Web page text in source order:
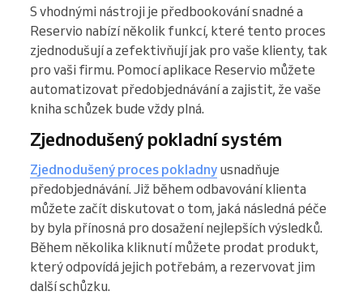
S vhodnými nástroji je předbookování snadné a
Reservio nabízí několik funkcí, které tento proces
zjednodušují a zefektivňují jak pro vaše klienty, tak
pro vaši firmu. Pomocí aplikace Reservio můžete
automatizovat předobjednávání a zajistit, že vaše
kniha schůzek bude vždy plná.
Zjednodušený pokladní systém
Zjednodušený proces pokladny usnadňuje
předobjednávání. Již během odbavování klienta
můžete začít diskutovat o tom, jaká následná péče
by byla přínosná pro dosažení nejlepších výsledků.
Během několika kliknutí můžete prodat produkt,
který odpovídá jejich potřebám, a rezervovat jim
další schůzku.